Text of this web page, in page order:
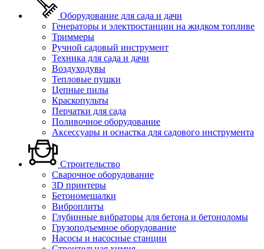
Оборудование для сада и дачи
Генераторы и электростанции на жидком топливе
Триммеры
Ручной садовый инструмент
Техника для сада и дачи
Воздуходувы
Тепловые пушки
Цепные пилы
Краскопульты
Перчатки для сада
Поливочное оборудование
Аксессуары и оснастка для садового инструмента
Строительство
Сварочное оборудование
3D принтеры
Бетономешалки
Виброплиты
Глубинные вибраторы для бетона и бетоноломы
Грузоподъемное оборудование
Насосы и насосные станции